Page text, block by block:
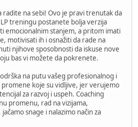
radite na sebi! Ovo je pravi trenutak da
treningu postanete bolja verzija
emocionalnim stanjem, a pritom imati
motivisati ih i osnažiti da rade na
njihove sposobnosti da iskuse nove
bas vi možete da pokrenete.
na putu vašeg profesionalnog i
promene koje su vidljive, jer verujemo
za razvoj i uspeh. Coaching
promenu, rad na vizijama,
snage i nalazimo način za